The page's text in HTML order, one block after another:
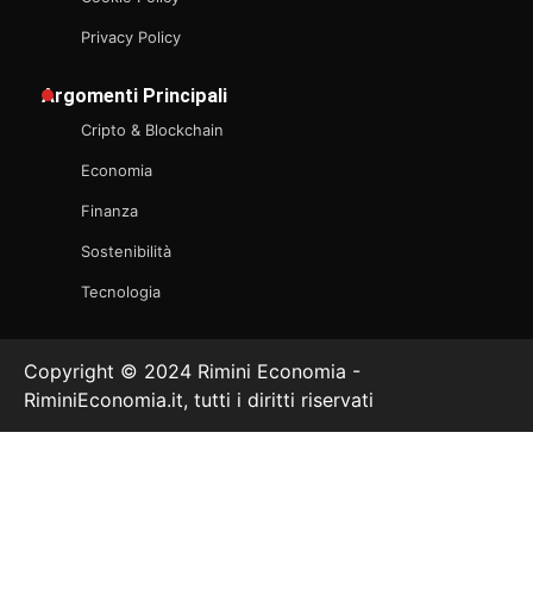
Privacy Policy
Argomenti Principali
Cripto & Blockchain
Economia
Finanza
Sostenibilità
Tecnologia
Copyright © 2024 Rimini Economia -
RiminiEconomia.it, tutti i diritti riservati